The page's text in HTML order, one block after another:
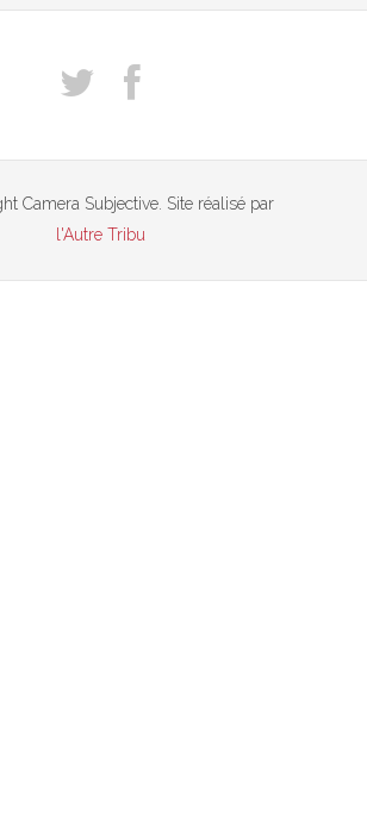
Camera Subjective. Site réalisé par
l'Autre Tribu